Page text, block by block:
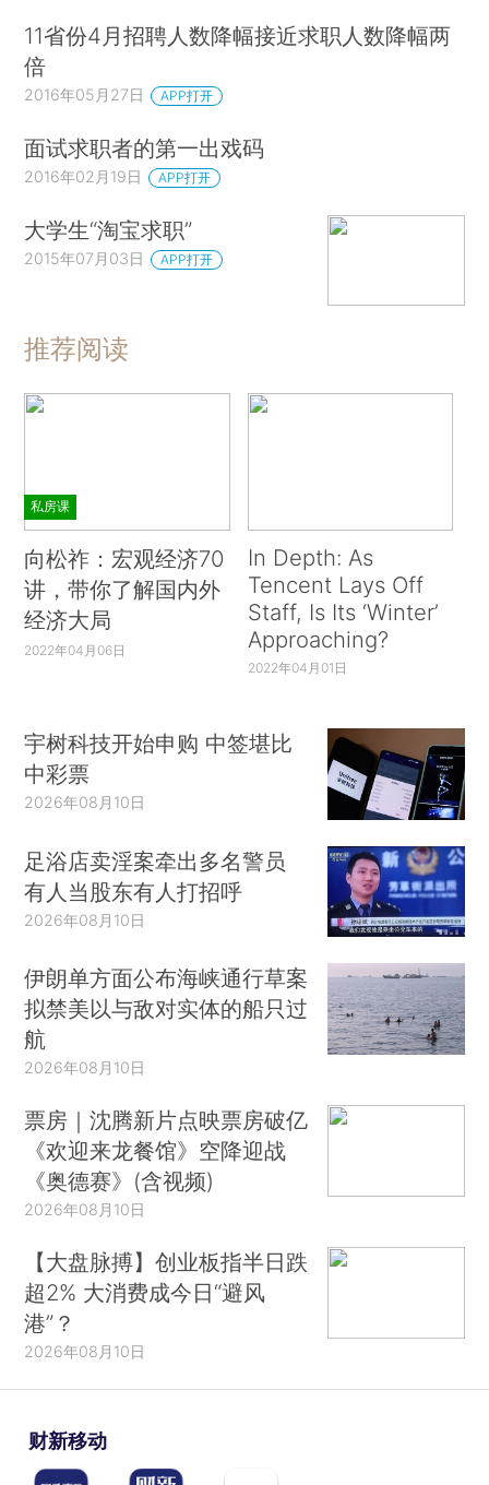
11省份4月招聘人数降幅接近求职人数降幅两
倍
2016年05月27日 APP打开
面试求职者的第一出戏码
2016年02月19日 APP打开
大学生“淘宝求职”
2015年07月03日 APP打开
推荐阅读
私房课
向松祚：宏观经济70
讲，带你了解国内外
经济大局
2022年04月06日
In Depth: As
Tencent Lays Off
Staff, Is Its ‘Winter’
Approaching?
2022年04月01日
宇树科技开始申购 中签堪比
中彩票
2026年08月10日
足浴店卖淫案牵出多名警员
有人当股东有人打招呼
2026年08月10日
伊朗单方面公布海峡通行草案
拟禁美以与敌对实体的船只过
航
2026年08月10日
票房｜沈腾新片点映票房破亿
《欢迎来龙餐馆》空降迎战
《奥德赛》(含视频)
2026年08月10日
【大盘脉搏】创业板指半日跌
超2% 大消费成今日“避风
港”？
2026年08月10日
财新移动